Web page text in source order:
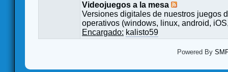
Videojuegos a la mesa
Versiones digitales de nuestros juegos
operativos (windows, linux, android,
Encargado: kalisto59
Powered By